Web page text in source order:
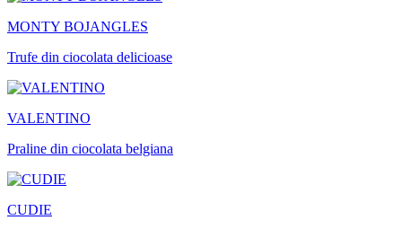
MONTY BOJANGLES
Trufe din ciocolata delicioase
VALENTINO
Praline din ciocolata belgiana
CUDIE